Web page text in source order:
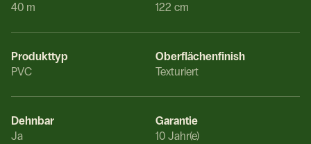
40 m
122 cm
Produkttyp
PVC
Oberflächenfinish
Texturiert
Dehnbar
Ja
Garantie
10 Jahr(e)